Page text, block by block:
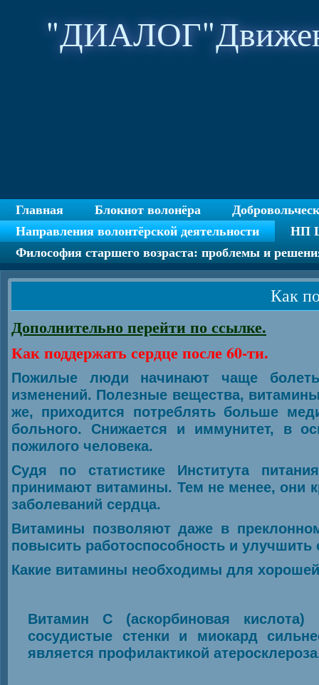
Главная Блокнот волонёра
Направления волонтёрской деятельности
НП
Философия старшего возраста: проблемы и
Как
Дополнительно перейти по ссылке.
Как поддержать сердце после 60-ти.
Пожилые люди начинают чаще
изменений. Полезные вещества,
же, приходится потреблять больше
больного. Снижается и иммунитет, в
пожилого человека.
Судя по статистике Института
принимают витамины. Тем не менее,
заболеваний сердца.
Витамины позволяют даже в
повысить работоспособность и улучшить
Какие витамины необходимы для
Витамин С (аскорбиновая
сосудистые стенки и миокард
является профилактикой